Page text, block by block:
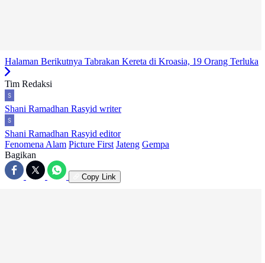
Halaman Berikutnya Tabrakan Kereta di Kroasia, 19 Orang Terluka
Tim Redaksi
Shani Ramadhan Rasyid writer
Shani Ramadhan Rasyid editor
Fenomena Alam Picture First Jateng Gempa
Bagikan
Copy Link